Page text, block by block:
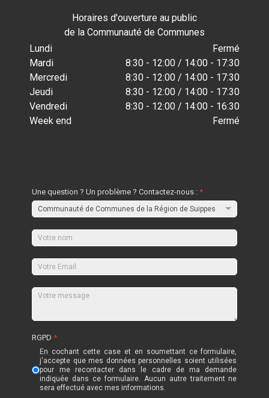
Horaires d'ouverture au public
de la Communauté de Communes
Lundi
Fermé
Mardi
8:30 - 12:00 / 14:00 - 17:30
Mercredi
8:30 - 12:00 / 14:00 - 17:30
Jeudi
8:30 - 12:00 / 14:00 - 17:30
Vendredi
8:30 - 12:00 / 14:00 - 16:30
Week end
Fermé
Une question ? Un problème ? Contactez-nous :*
RGPD*
En cochant cette case et en soumettant ce formulaire,
j'accepte que mes données personnelles soient utilisées
pour me recontacter dans le cadre de ma demande
indiquée dans ce formulaire. Aucun autre traitement ne
sera effectué avec mes informations.